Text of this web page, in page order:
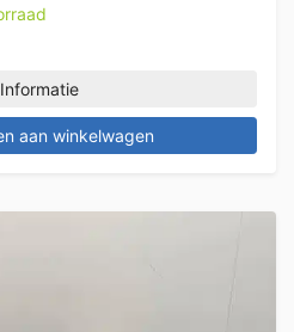
Informatie
aan winkelwagen